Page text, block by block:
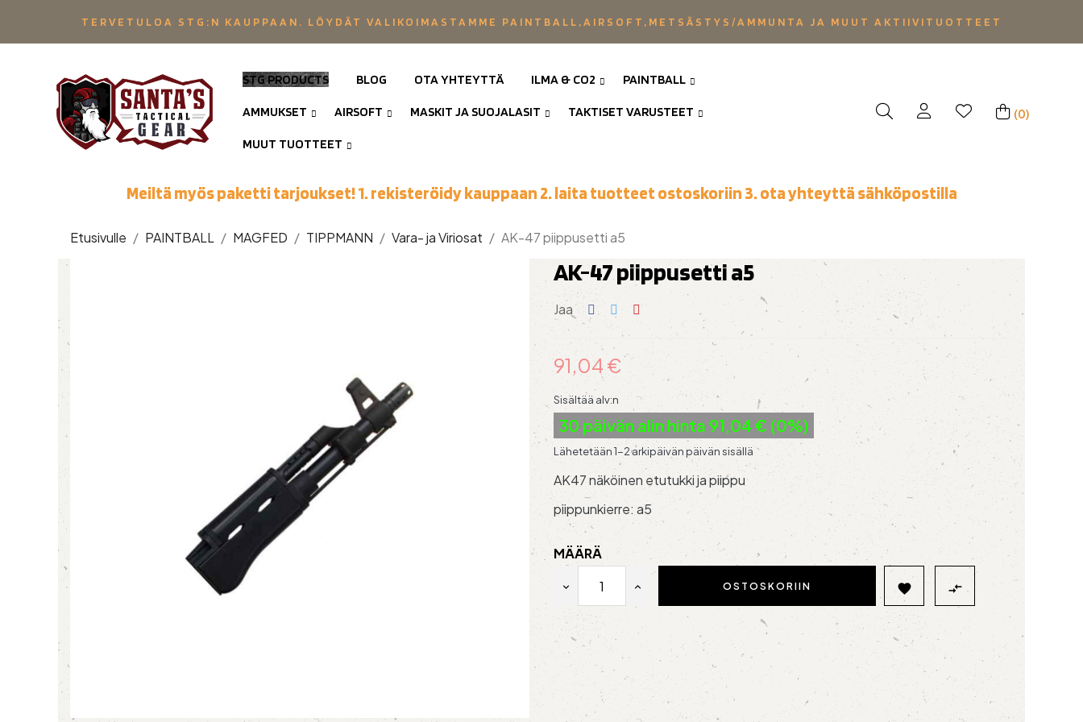
TERVETULOA STG:N KAUPPAAN. LÖYDÄT VALIKOIMASTAMME PAINTBALL,AIRSOFT,METSÄSTYS/AMMUNTA JA MUUT AKTIIVITUOTTEET
STG PRODUCTS BLOG OTA YHTEYTTÄ ILMA & CO2 PAINTBALL
AMMUKSET AIRSOFT MASKIT JA SUOJALASIT TAKTISET VARUSTEET
MUUT TUOTTEET
(0)
Meiltä myös paketti tarjoukset! 1. rekisteröidy kauppaan 2. laita tuotteet ostoskoriin 3. ota yhteyttä sähköpostilla
Etusivulle PAINTBALL MAGFED TIPPMANN Vara- ja Viriosat AK-47 piippusetti a5
AK-47 piippusetti a5
Jaa
91,04 €
Sisältää alv:n
30 päivän alin hinta 91,04 € (0%)
Lähetetään 1-2 arkipäivän päivän sisällä
AK47 näköinen etutukki ja piippu
piippunkierre: a5
MÄÄRÄ
OSTOSKORIIN  